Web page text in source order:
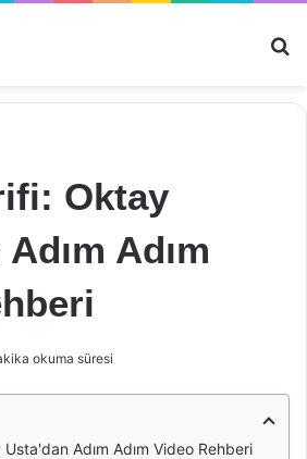
Oktay
Adım
okuma süresi
Adım Adım Video Rehberi